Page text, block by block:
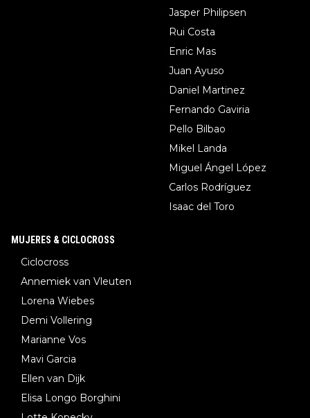
Jasper Philipsen
Rui Costa
Enric Mas
Juan Ayuso
Daniel Martinez
Fernando Gaviria
Pello Bilbao
Mikel Landa
Miguel Ángel López
Carlos Rodríguez
Isaac del Toro
MUJERES & CICLOCROSS
Ciclocross
Annemiek van Vleuten
Lorena Wiebes
Demi Vollering
Marianne Vos
Mavi Garcia
Ellen van Dijk
Elisa Longo Borghini